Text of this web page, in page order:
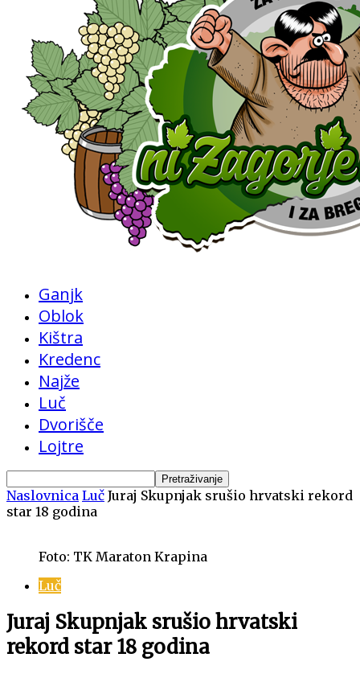
Ganjk
Oblok
Kištra
Kredenc
Najže
Luč
Dvorišče
Lojtre
Naslovnica Luč Juraj Skupnjak srušio hrvatski rekord
star 18 godina
Foto: TK Maraton Krapina
Luč
Juraj Skupnjak srušio hrvatski
rekord star 18 godina